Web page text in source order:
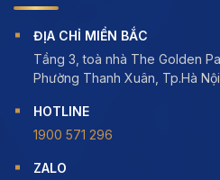
ĐỊA CHỈ MIỀN BẮC
Tầng 3, toà nhà The Golden
Phường Thanh Xuân, Tp.Hà Nội
HOTLINE
1900 571 296
ZALO